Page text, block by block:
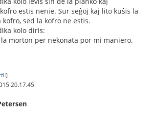
estis nenie. Sur seĝoj kaj lito kuŝis la
sed la kofro ne estis.
kolo diris:
la morton per nekonata por mi maniero.
)
20.17.45